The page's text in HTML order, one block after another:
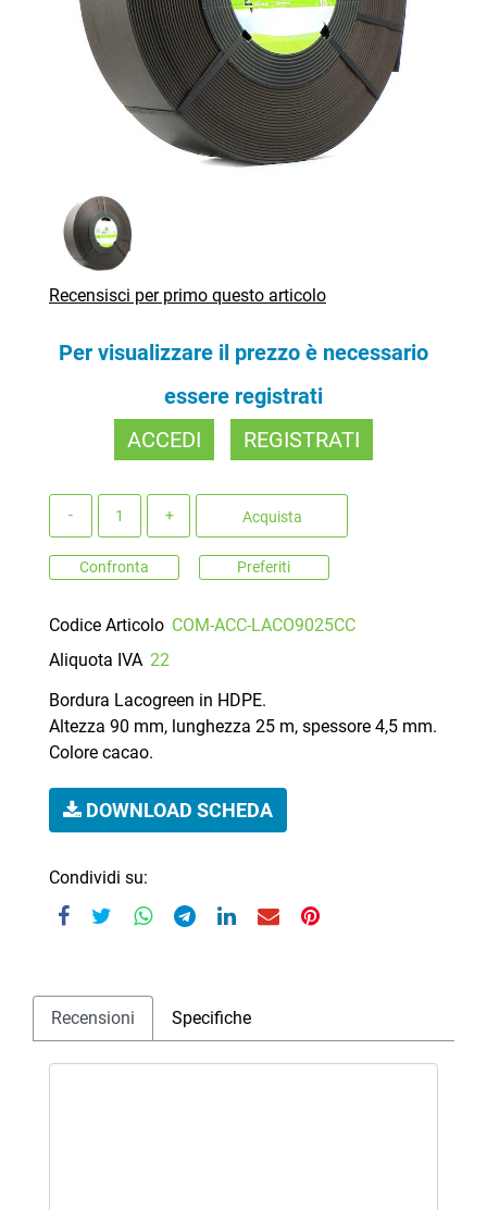
Recensisci per primo questo articolo
Per visualizzare il prezzo è necessario
essere registrati
ACCEDI
REGISTRATI
Acquista
Confronta Preferiti
Codice Articolo COM-ACC-LACO9025CC
Aliquota IVA 22
Bordura Lacogreen in HDPE.
Altezza 90 mm, lunghezza 25 m, spessore 4,5 mm.
Colore cacao.
DOWNLOAD SCHEDA
Condividi su:
Recensioni Specifiche